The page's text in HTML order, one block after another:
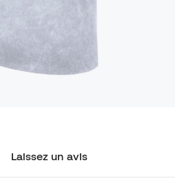
Laissez un avis